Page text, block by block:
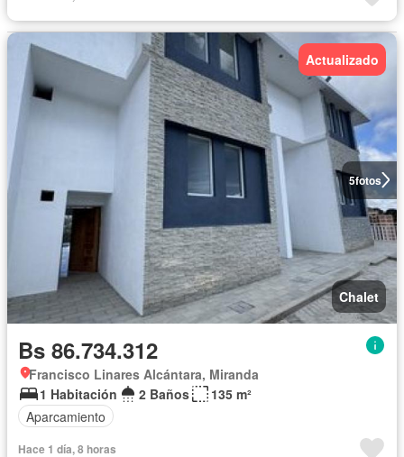
5fotos
Actualizado
Chalet
Bs 86.734.312
Francisco Linares Alcántara, Miranda
1 Habitación
2 Baños
135 m²
Aparcamiento
Hace 1 día, 8 horas